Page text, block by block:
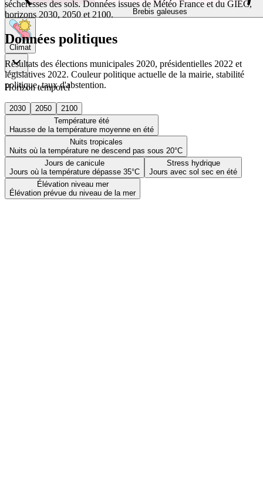
Brebis galeuses
Climat
Horizon temporel
2030 2050
2100
Température été
Hausse de la température moyenne en été
Nuits tropicales
Nuits où la température ne descend pas sous 20°C
Jours de canicule
Jours où la température dépasse 35°C
Stress hydrique
Jours avec sol sec en été
Élévation niveau mer
Élévation prévue du niveau de la mer
sécheresses des sols. Données issues de Météo France et du GIEC,
horizons 2030, 2050 et 2100.
Données politiques
Résultats des élections municipales 2020, présidentielles 2022 et
législatives 2022. Couleur politique actuelle de la mairie, stabilité
politique, taux d'abstention.